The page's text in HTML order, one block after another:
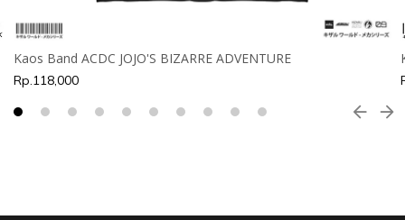
Kaos Band ACDC JOJO'S BIZARRE ADVENTURE
Rp.118,000